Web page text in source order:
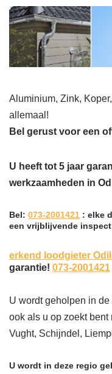
Aluminium, Zink,
allemaal!
Bel gerust voor een
U heeft tot 5 jaar
werkzaamheden in
Bel: 073-2001421 : elke
een vrijblijvende
erkend loodgieter
garantie! 073-2001421
U wordt geholpen in
ook als u op zoekt
Vught, Schijndel,
U wordt in deze regio